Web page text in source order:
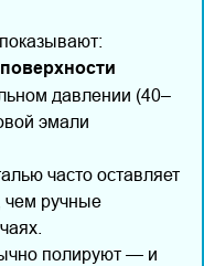
давлении (40–
эмали
часто оставляет
чем ручные
полируют — и